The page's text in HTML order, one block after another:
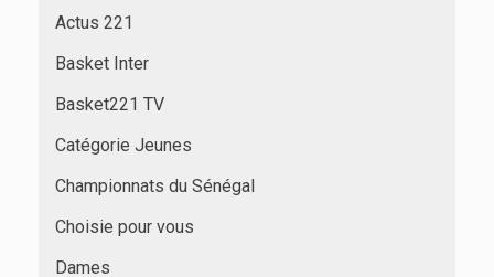
Actus 221
Basket Inter
Basket221 TV
Catégorie Jeunes
Championnats du Sénégal
Choisie pour vous
Dames